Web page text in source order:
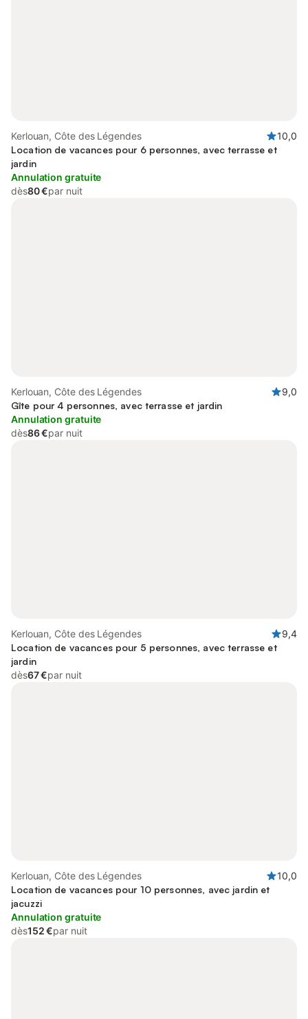
Kerlouan, Côte des Légendes
10,0
Location de vacances pour 6 personnes, avec terrasse et
jardin
Annulation gratuite
dès80 €par nuit
Kerlouan, Côte des Légendes
9,0
Gîte pour 4 personnes, avec terrasse et jardin
Annulation gratuite
dès86 €par nuit
Kerlouan, Côte des Légendes
9,4
Location de vacances pour 5 personnes, avec terrasse et
jardin
dès67 €par nuit
Kerlouan, Côte des Légendes
10,0
Location de vacances pour 10 personnes, avec jardin et
jacuzzi
Annulation gratuite
dès152 €par nuit